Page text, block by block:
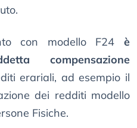
con modello F24 è
compensazione
erariali, ad esempio il
dei redditi modello
Fisiche.